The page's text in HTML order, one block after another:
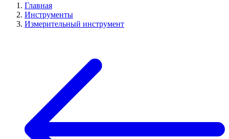
Главная
Инструменты
Измерительный инструмент